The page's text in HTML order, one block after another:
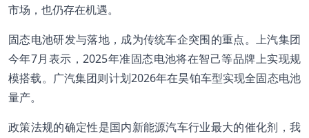
市场，也仍存在机遇。
固态电池研发与落地，成为传统车企突围的重点。上汽集团
今年7月表示，2025年准固态电池将在智己等品牌上实现规
模搭载。广汽集团则计划2026年在昊铂车型实现全固态电池
量产。
政策法规的确定性是国内新能源汽车行业最大的催化剂，我